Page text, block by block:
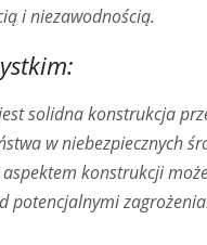
i niezawodnością.
solidna konstrukcja
w niebezpiecznych
konstrukcji
potencjalnymi